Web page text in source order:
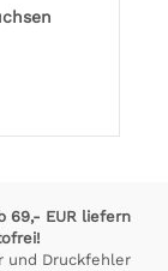
69,- EUR liefern
und Druckfehler